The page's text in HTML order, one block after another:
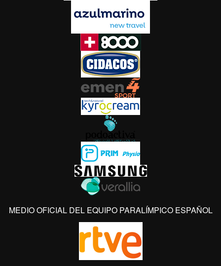
MEDIO OFICIAL DEL EQUIPO PARALÍMPICO ESPAÑOL